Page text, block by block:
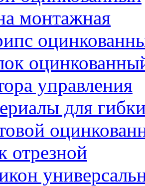
монтажная
управления
для
отрезной